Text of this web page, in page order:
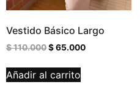
Vestido Básico Largo
$110.000$65.000
Añadir al carrito